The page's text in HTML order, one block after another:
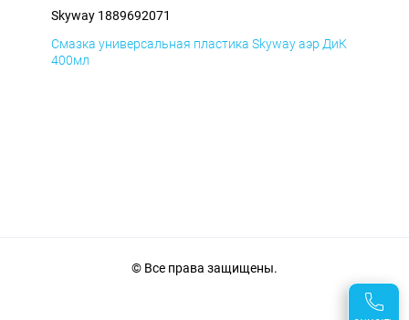
Skyway 1889692071
Смазка универсальная пластика Skyway аэр ДиК
400мл
© Все права защищены.